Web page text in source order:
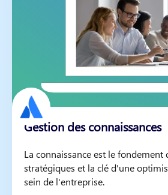
Gestion des connaissances
La connaissance est le fondement
stratégiques et la clé d'une
sein de l'entreprise.